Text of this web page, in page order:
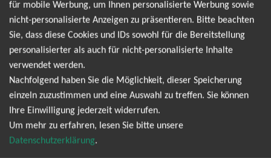
Neu-Ulm
ratiopharm arena
20.03.2027
19:00 Uhr
Tickets
Neu-Ulm
ratiopharm arena
11:00 Uhr
Neu-Ulm
ratiopharm arena
21.03.2027
17:00 Uhr
für mobile Werbung, um Ihnen personalisierte Werbung sowie
nicht-personalisierte Anzeigen zu präsentieren. Bitte beachten
Sie, dass diese Cookies und IDs sowohl für die Bereitstellung
personalisierter als auch für nicht-personalisierte Inhalte
verwendet werden.
Nachfolgend haben Sie die Möglichkeit, dieser Speicherung
einzeln zuzustimmen und eine Auswahl zu treffen. Sie können
Ihre Einwilligung jederzeit widerrufen.
Um mehr zu erfahren, lesen Sie bitte unsere
Datenschutzerklärung.